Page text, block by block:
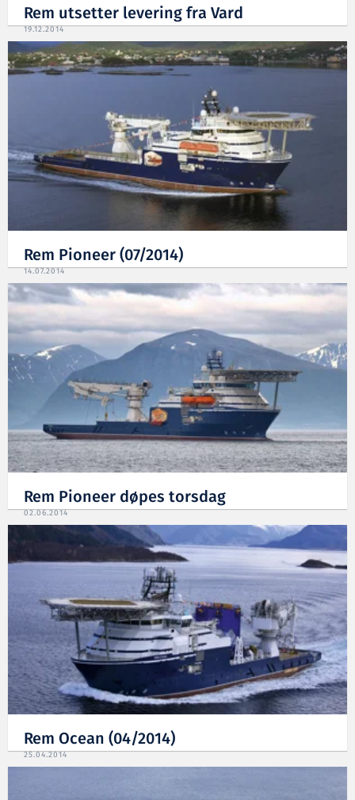
Rem utsetter levering fra Vard
19.12.2014
Rem Pioneer (07/2014)
14.07.2014
Rem Pioneer døpes torsdag
02.06.2014
Rem Ocean (04/2014)
25.04.2014